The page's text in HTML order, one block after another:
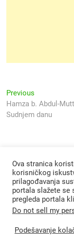
Navigacija
objava
Previous
post:
Hamza b. Abdul-
Sudnjem danu
Svjetlo Islama|
Ova stranica
korisničkog
prilagođavanja
portala slažete se
pregleda portala
Do not sell my
Podešavanje